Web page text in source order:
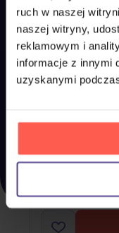
ruch w naszej
naszej witryny,
reklamowym i
informacje z innymi
uzyskanymi
Jisoo:
Na magazynie